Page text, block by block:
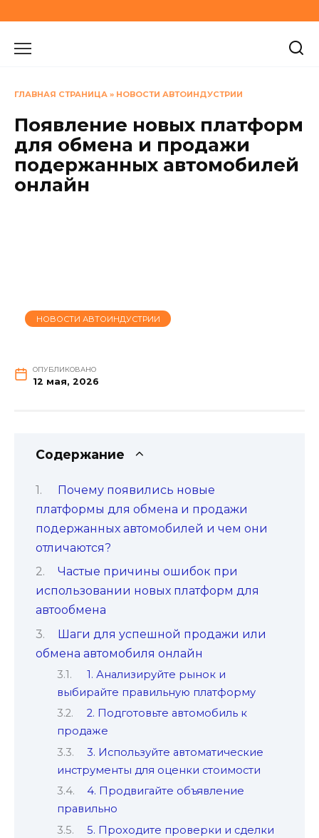
к
содержанию
ГЛАВНАЯ СТРАНИЦА » НОВОСТИ АВТОИНДУСТРИИ
Появление новых платформ
для обмена и продажи
подержанных автомобилей
онлайн
НОВОСТИ АВТОИНДУСТРИИ
ОПУБЛИКОВАНО
12 мая, 2026
Содержание
Почему появились новые
платформы для обмена и продажи
подержанных автомобилей и чем они
отличаются?
Частые причины ошибок при
использовании новых платформ для
автообмена
Шаги для успешной продажи или
обмена автомобиля онлайн
1. Анализируйте рынок и
выбирайте правильную платформу
2. Подготовьте автомобиль к
продаже
3. Используйте автоматические
инструменты для оценки стоимости
4. Продвигайте объявление
правильно
5. Проходите проверки и сделки